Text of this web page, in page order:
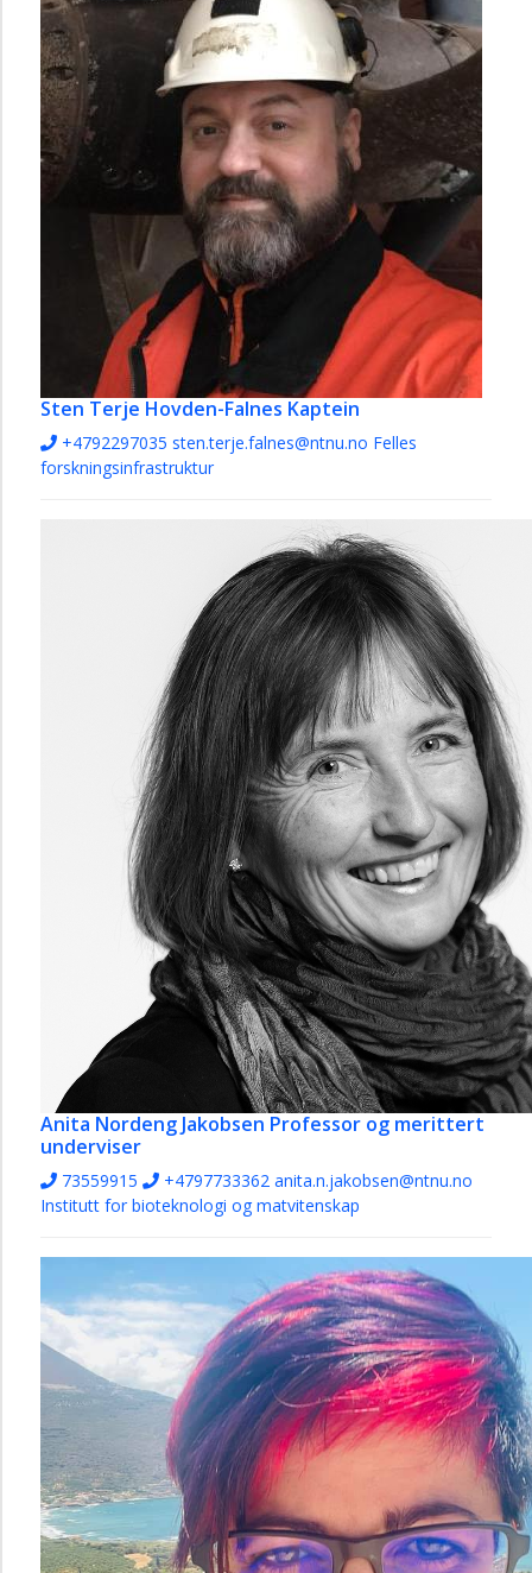
Sten Terje Hovden-Falnes Kaptein
+4792297035 sten.terje.falnes@ntnu.no Felles
forskningsinfrastruktur
Anita Nordeng Jakobsen Professor og merittert
underviser
73559915 +4797733362 anita.n.jakobsen@ntnu.no
Institutt for bioteknologi og matvitenskap